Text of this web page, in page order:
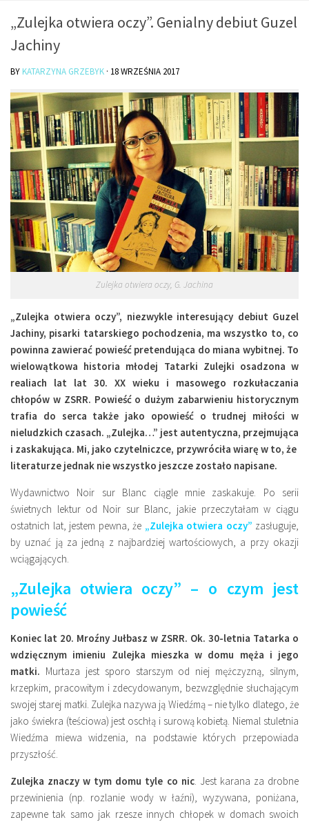
Czytam
Jestem
Jestem kobietą
Jestem dziennikarką
Jestem blogerką
Jestem panią domu
Książki dla dzieci
Poza tym
Lifestyle
Miejsca
Wydarzenia
Podróże
„Zulejka otwiera oczy”. Genialny debiut Guzel
Jachiny
BY KATARZYNA GRZEBYK · 18 WRZEŚNIA 2017
Zulejka otwiera oczy, G. Jachina
„Zulejka otwiera oczy”, niezwykle interesujący debiut Guzel
Jachiny, pisarki tatarskiego pochodzenia, ma wszystko to, co
powinna zawierać powieść pretendująca do miana wybitnej. To
wielowątkowa historia młodej Tatarki Zulejki osadzona w
realiach lat lat 30. XX wieku i masowego rozkułaczania
chłopów w ZSRR. Powieść o dużym zabarwieniu historycznym
trafia do serca także jako opowieść o trudnej miłości w
nieludzkich czasach. „Zulejka…” jest autentyczna, przejmująca
i zaskakująca. Mi, jako czytelniczce, przywróciła wiarę w to, że
literaturze jednak nie wszystko jeszcze zostało napisane.
Wydawnictwo Noir sur Blanc ciągle mnie zaskakuje. Po serii
świetnych lektur od Noir sur Blanc, jakie przeczytałam w ciągu
ostatnich lat, jestem pewna, że „Zulejka otwiera oczy” zasługuje,
by uznać ją za jedną z najbardziej wartościowych, a przy okazji
wciągających.
„Zulejka otwiera oczy” – o czym jest
powieść
Koniec lat 20. Mroźny Jułbasz w ZSRR. Ok. 30-letnia Tatarka o
wdzięcznym imieniu Zulejka mieszka w domu męża i jego
matki. Murtaza jest sporo starszym od niej mężczyzną, silnym,
krzepkim, pracowitym i zdecydowanym, bezwzględnie słuchającym
swojej starej matki. Zulejka nazywa ją Wiedźmą – nie tylko dlatego, że
jako świekra (teściowa) jest oschłą i surową kobietą. Niemal stuletnia
Wiedźma miewa widzenia, na podstawie których przepowiada
przyszłość.
Zulejka znaczy w tym domu tyle co nic. Jest karana za drobne
przewinienia (np. rozlanie wody w łaźni), wyzywana, poniżana,
zapewne tak samo jak rzesze innych chłopek w domach swoich